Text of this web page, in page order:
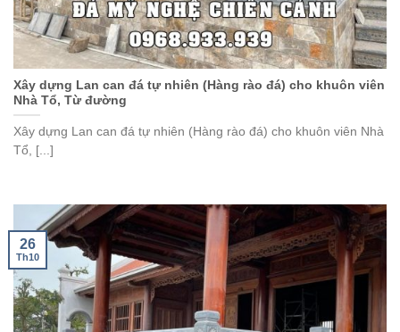
Xây dựng Lan can đá tự nhiên (Hàng rào đá) cho khuôn viên
Nhà Tổ, Từ đường
Xây dựng Lan can đá tự nhiên (Hàng rào đá) cho khuôn viên Nhà
Tổ, [...]
26
Th10